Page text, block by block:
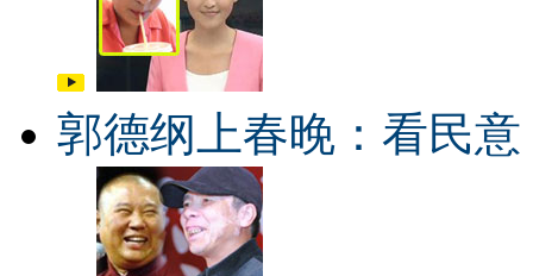
郭德纲上春晚：看民意